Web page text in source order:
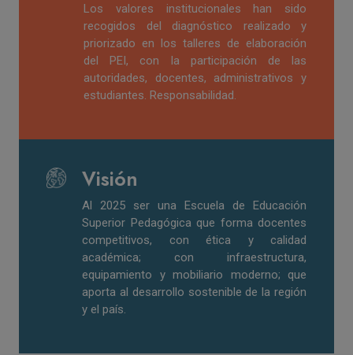
Los valores institucionales han sido
recogidos del diagnóstico realizado y
priorizado en los talleres de elaboración
del PEI, con la participación de las
autoridades, docentes, administrativos y
estudiantes. Responsabilidad.
Visión
Al 2025 ser una Escuela de Educación
Superior Pedagógica que forma docentes
competitivos, con ética y calidad
académica; con infraestructura,
equipamiento y mobiliario moderno; que
aporta al desarrollo sostenible de la región
y el país.